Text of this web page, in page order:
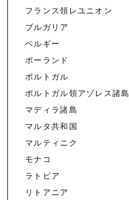
フランス領レユニオン
ブルガリア
ベルギー
ポーランド
ポルトガル
ポルトガル領アゾレス諸島
マディラ諸島
マルタ共和国
マルティニク
モナコ
ラトビア
リトアニア